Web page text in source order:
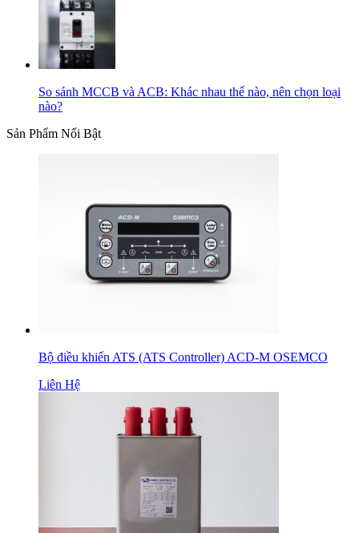
So sánh MCCB và ACB: Khác nhau thế nào, nên chọn loại
nào?
Sản Phẩm Nổi Bật
Bộ điều khiển ATS (ATS Controller) ACD-M OSEMCO
Liên Hệ